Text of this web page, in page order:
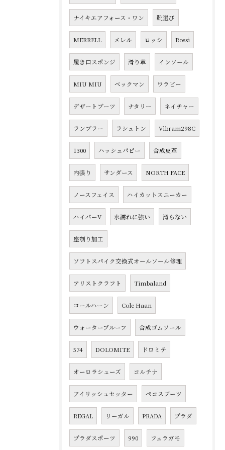
ナイキエアフォース・ワン 靴選び
MERRELL メレル ロッシ Rossi
履き口スポンジ 滑り革 インソール
MIU MIU ベックマン ワラビー
デザートブーツ ナタリー ネイチャー
ランブラー ラシュトン Vibram298C
1300 ハッシュパピー 合成皮革
内張り サンダース NORTH FACE
ノースフェイス ハイカットスニーカー
ハイパーV 水濡れに強い 滑らない
座刳り加工
ソフトスパイク交換式オールソール修理
アリストクラフト Timbaland
コールハーン Cole Haan
ウォータープルーフ 合成ゴムソール
574 DOLOMITE ドロミテ
オーロラシューズ コルチナ
アイリッシュセッター ペコスブーツ
REGAL リーガル PRADA プラダ
プラダスポーツ 990 フェラガモ